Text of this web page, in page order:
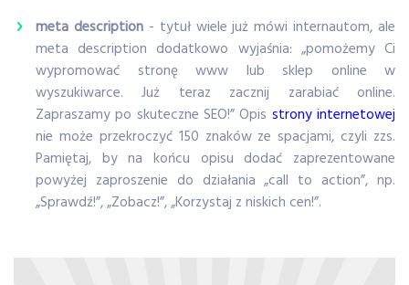
meta description- tytuł wiele już mówi internautom, ale
meta description dodatkowo wyjaśnia: „pomożemy Ci
wypromować stronę www lub sklep online w
wyszukiwarce. Już teraz zacznij zarabiać online.
Zapraszamy po skuteczne SEO!” Opis strony internetowej
nie może przekroczyć 150 znaków ze spacjami, czyli zzs.
Pamiętaj, by na końcu opisu dodać zaprezentowane
powyżej zaproszenie do działania „call to action”, np.
„Sprawdź!”, „Zobacz!”, „Korzystaj z niskich cen!”.